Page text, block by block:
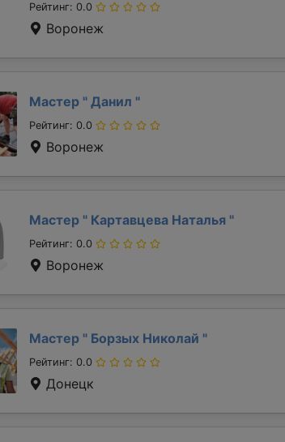
Рейтинг: 0.0
Воронеж
Мастер " Данил "
Рейтинг: 0.0
Воронеж
Мастер " Картавцева Наталья "
Рейтинг: 0.0
Воронеж
Мастер " Борзых Николай "
Рейтинг: 0.0
Донецк